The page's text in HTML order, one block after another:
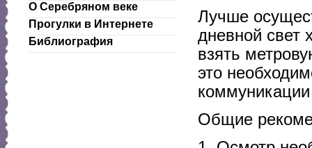
О Серебряном веке
Прогулки в Интернете
Библиография
Лучше
дневной свет
взять
это
Общие